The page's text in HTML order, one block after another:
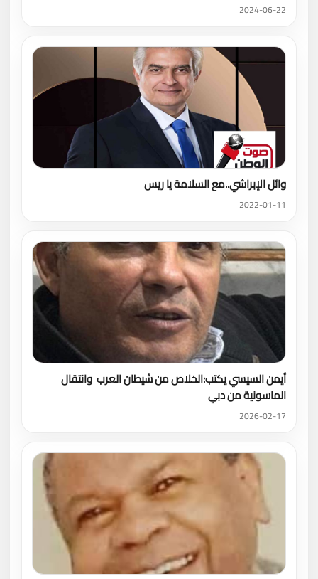
2024-06-22
وائل الإبراشي..مع السلامة يا ريس
2022-01-11
أيمن السيسي يكتب:الخلاص من شيطان العرب وانتقال
الماسونية من دبي
2026-02-17